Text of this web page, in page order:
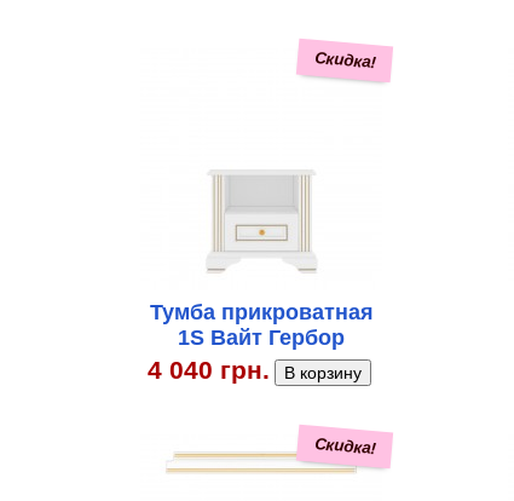
Скидка!
Тумба прикроватная
1S Вайт Гербор
4 040 грн.
Скидка!